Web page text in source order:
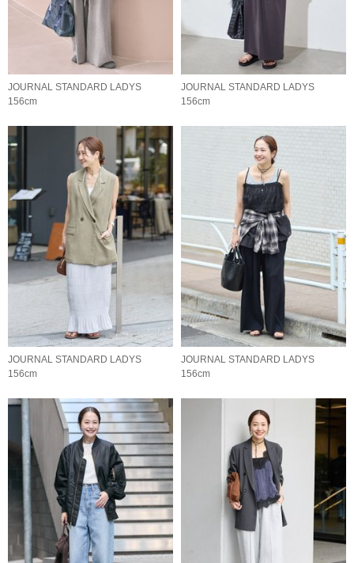
JOURNAL STANDARD LADYS
156cm
JOURNAL STANDARD LADYS
156cm
JOURNAL STANDARD LADYS
156cm
JOURNAL STANDARD LADYS
156cm